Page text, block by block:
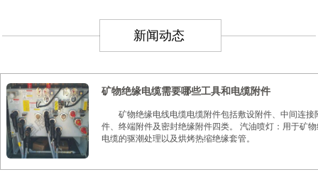
新闻动态
矿物绝缘电缆需要哪些工具和电缆附件
矿物绝缘电线电缆电缆附件包括敷设附件、中间连接
件、终端附件及密封绝缘附件四类。 汽油喷灯：用于矿
电缆的驱潮处理以及烘烤热缩绝缘套管。